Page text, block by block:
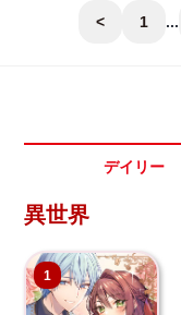
< 1 ...
デイリー
異世界
1